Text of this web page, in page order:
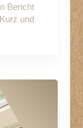
Bericht
und